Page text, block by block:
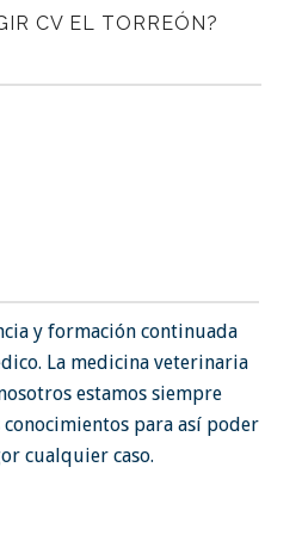
CV EL TORREÓN?
y formación continuada
La medicina veterinaria
estamos siempre
para así poder
cualquier caso.